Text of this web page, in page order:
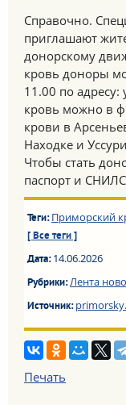
Справочно.
приглашают
донорскому
кровь доноры
11.00 по адресу:
кровь можно в
крови в
Находке и
Чтобы стать
паспорт и
Теги: Приморский
[ Все теги ]
Дата:14.06.2026
Рубрики:Лента
Источник:
Печать